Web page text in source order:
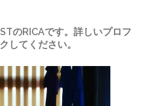
のRICAです。詳しいプロフ
してください。